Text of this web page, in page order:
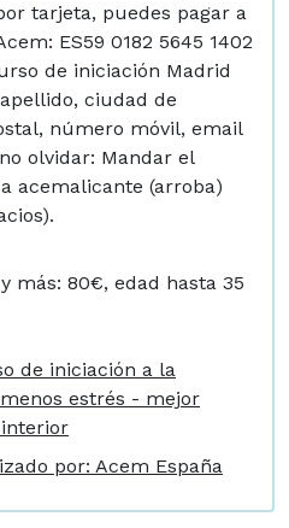
tarjeta, puedes pagar a
ES59 0182 5645 1402
de iniciación Madrid
ciudad de
número móvil, email
olvidar: Mandar el
acemalicante (arroba)
más: 80€, edad hasta 35
de iniciación a la
estrés - mejor
por: Acem España